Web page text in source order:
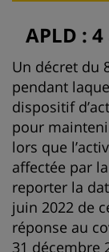
APLD :
Un décret du
pendant
dispositif
pour
lors que
affectée par
reporter la
juin 2022 de
réponse au
31 décembre